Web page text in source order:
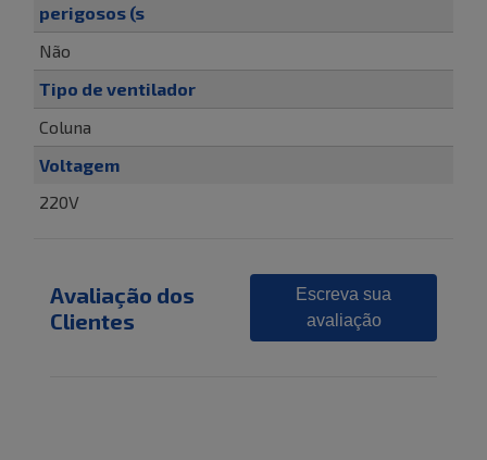
perigosos (s
Não
Tipo de ventilador
Coluna
Voltagem
220V
Avaliação dos
Clientes
Escreva sua
avaliação